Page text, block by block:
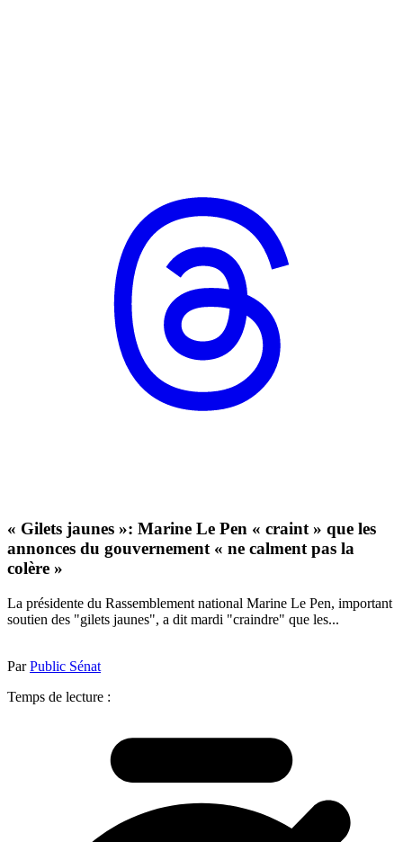
« Gilets jaunes »: Marine Le Pen « craint » que les
annonces du gouvernement « ne calment pas la
colère »
La présidente du Rassemblement national Marine Le Pen, important
soutien des "gilets jaunes", a dit mardi "craindre" que les...
ParPublic Sénat
Temps de lecture :